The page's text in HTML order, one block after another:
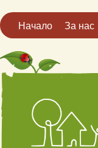
Начало За нас